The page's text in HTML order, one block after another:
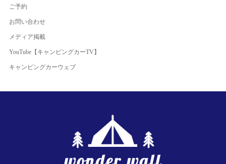
ご予約
お問い合わせ
メディア掲載
YouTube【キャンピングカーTV】
キャンピングカーウェブ